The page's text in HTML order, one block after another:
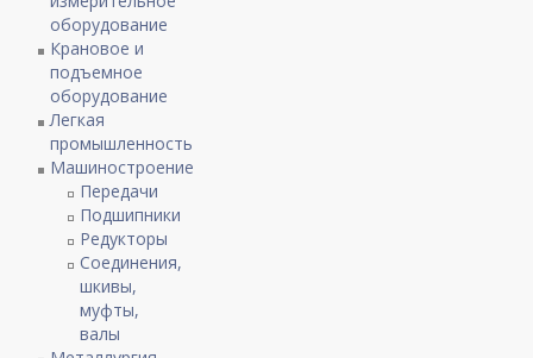
оборудование
Крановое и
подъемное
оборудование
Легкая
промышленность
Машиностроение
Передачи
Подшипники
Редукторы
Соединения,
шкивы,
муфты,
валы